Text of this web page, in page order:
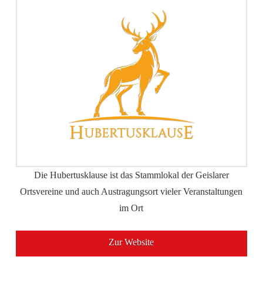
Die Hubertusklause ist das Stammlokal der Geislarer
Ortsvereine und auch Austragungsort vieler Veranstaltungen
im Ort
Zur Website